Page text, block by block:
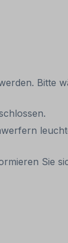
Bitte
Sie